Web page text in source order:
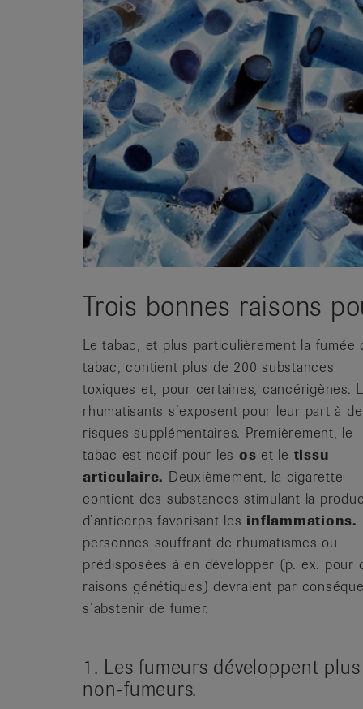
Trois bonnes raisons
Le tabac, et plus particulièrement la fumée
tabac, contient plus de 200 substances
toxiques et, pour certaines, cancérigènes.
rhumatisants s’exposent pour leur part à
risques supplémentaires. Premièrement, le
tabac est nocif pour les os et le tissu
articulaire. Deuxièmement, la cigarette
contient des substances stimulant la
d’anticorps favorisant les inflammations.
personnes souffrant de rhumatismes ou
prédisposées à en développer (p. ex. pour
raisons génétiques) devraient par
s’abstenir de fumer.
1. Les fumeurs développent
non-fumeurs.